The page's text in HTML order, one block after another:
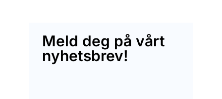
Meld deg på vårt
nyhetsbrev!